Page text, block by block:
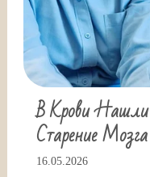
В Крови Нашли
Старение Мозга
16.05.2026